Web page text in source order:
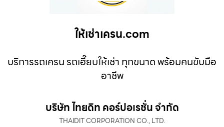
ให้เช่าเครน.com
บริการรถเครน รถเฮี๊ยบให้เช่า ทุกขนาด พร้อมคนขับมือ
อาชีพ
บริษัท ไทยดิท คอร์ปอเรชั่น จำกัด
THAIDIT CORPORATION CO., LTD.